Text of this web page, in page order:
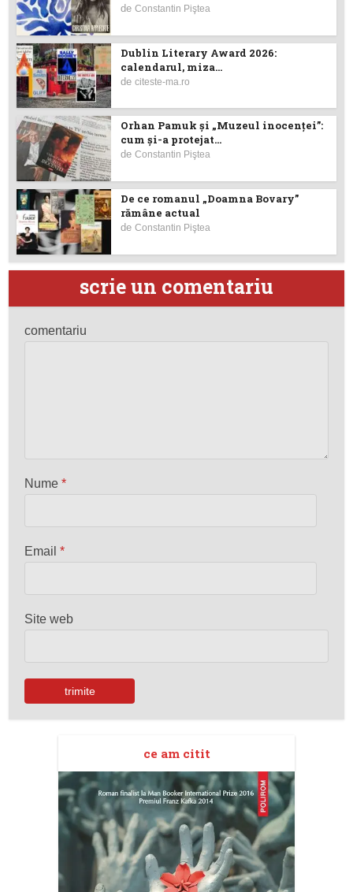
deConstantin Piştea
Dublin Literary Award 2026:
calendarul, miza...
deciteste-ma.ro
Orhan Pamuk și „Muzeul inocenței”:
cum și-a protejat...
deConstantin Piştea
De ce romanul „Doamna Bovary”
rămâne actual
deConstantin Piştea
scrie un comentariu
comentariu
Nume*
Email*
Site web
ce am citit